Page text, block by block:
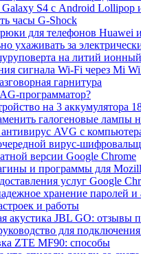
S4 с Android Lollipop
часы G-Shock
для телефонов Huawei
ухаживать за
на литий
сигнала Wi-Fi через Mi
гарнитура
программатор?
на 3 аккумулятора
галогеновые лампы
AVG с
вирус-
версии Google Chrome
и программы для
услуг Google
хранение паролей и
и работы
акустика JBL GO: отзывы
для
ZTE MF90: способы